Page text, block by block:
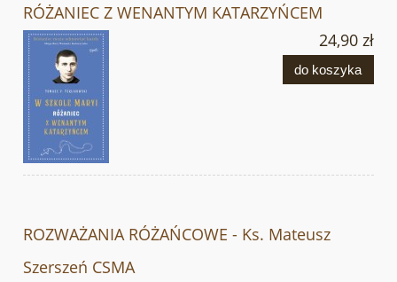
RÓŻANIEC Z WENANTYM KATARZYŃCEM
24,90 zł
do koszyka
ROZWAŻANIA RÓŻAŃCOWE - Ks. Mateusz
Szerszeń CSMA